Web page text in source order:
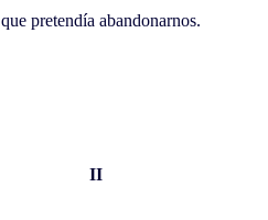
que pretendía abandonarnos.
II